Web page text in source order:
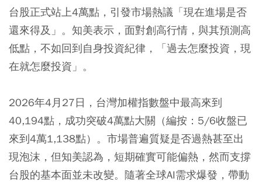
台股正式站上4萬點，引發市場熱議「現在進場是否
還來得及」。知美表示，面對創高行情，與其預測高
低點，不如回到自身投資紀律，「過去怎麼投資，現
在就怎麼投資」。
2026年4月27日， 台灣加權指數盤中最高來到
40,194點，成功突破4萬點大關（編按：5/6收盤已
來到4萬1,138點）。市場普遍質疑是否過熱甚至出
現泡沫，但知美認為，短期確實可能偏熱，然而支撐
台股的基本面並未改變。隨著全球AI需求爆發，帶動